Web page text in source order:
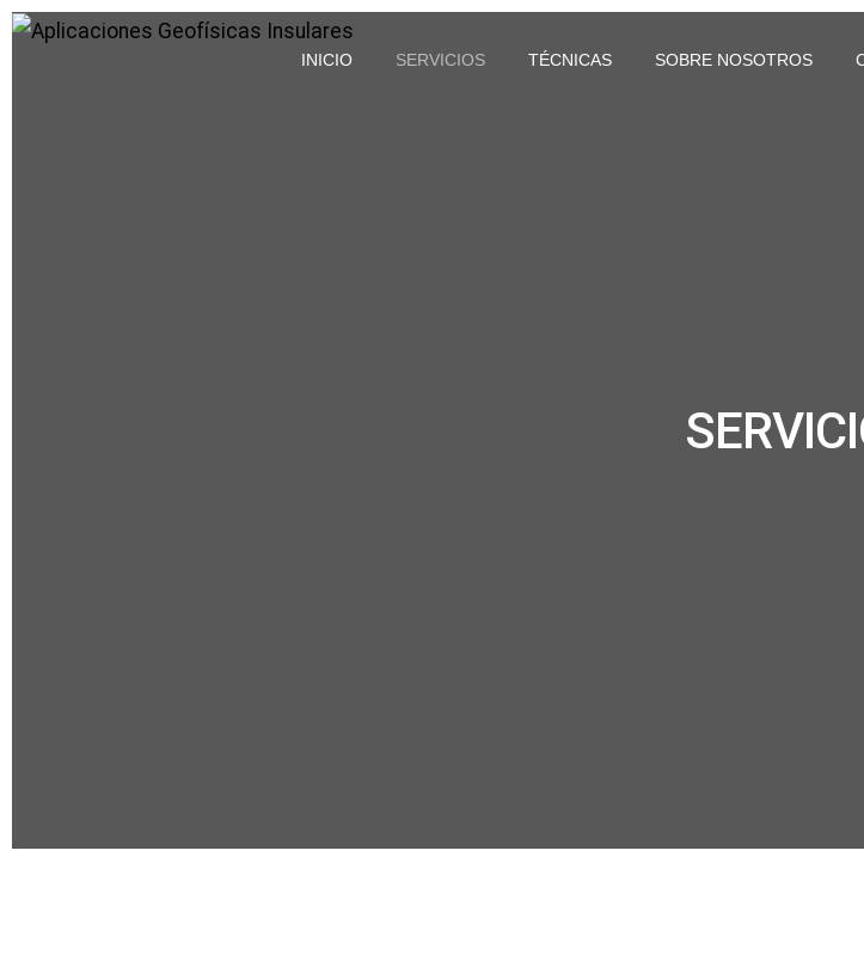
INICIO SERVICIOS TÉCNICAS SOBRE NOSOTROS